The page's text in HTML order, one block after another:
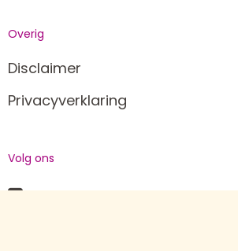
Overig
Disclaimer
Privacyverklaring
Volg ons